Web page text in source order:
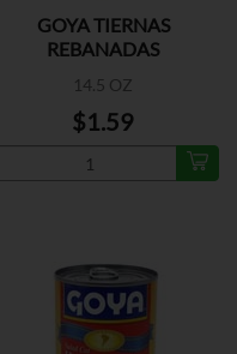
GOYA TIERNAS
REBANADAS
14.5 OZ
$1.59